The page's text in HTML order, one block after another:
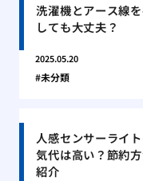
洗濯機とアース線
しても大丈夫？
2025.05.20
未分類
人感センサーライ
気代は高い？節約
紹介